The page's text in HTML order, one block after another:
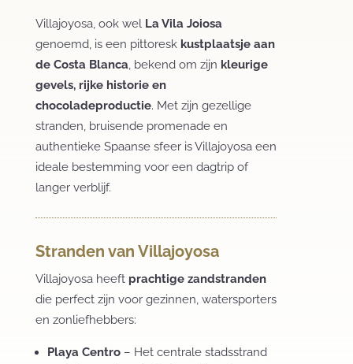
Villajoyosa, ook wel La Vila Joiosa
genoemd, is een pittoresk kustplaatsje aan
de Costa Blanca, bekend om zijn kleurige
gevels, rijke historie en
chocoladeproductie. Met zijn gezellige
stranden, bruisende promenade en
authentieke Spaanse sfeer is Villajoyosa een
ideale bestemming voor een dagtrip of
langer verblijf.
Stranden van Villajoyosa
Villajoyosa heeft prachtige zandstranden
die perfect zijn voor gezinnen, watersporters
en zonliefhebbers:
Playa Centro– Het centrale stadsstrand